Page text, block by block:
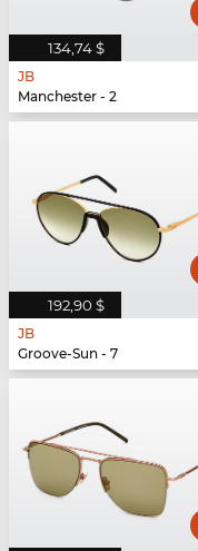
134,74 $
JB
Manchester - 2
192,90 $
JB
Groove-Sun - 7